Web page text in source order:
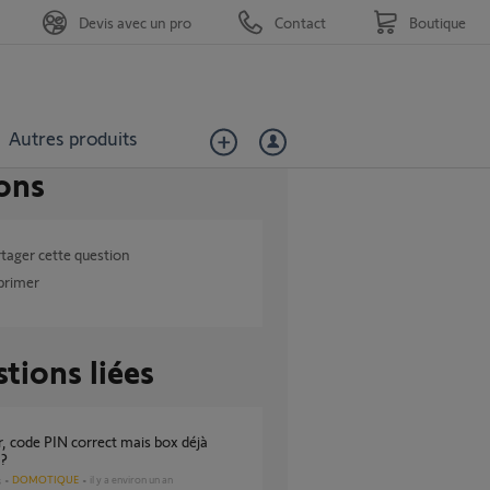
Autres produits
Devis avec un pro Contact Boutique
cette question
liées
DOMOTIQUE il y a environ un an